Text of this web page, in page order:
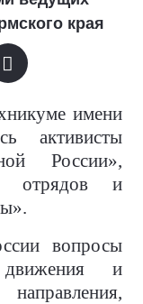
края
имени
активисты
России»,
отрядов и
вопросы
движения и